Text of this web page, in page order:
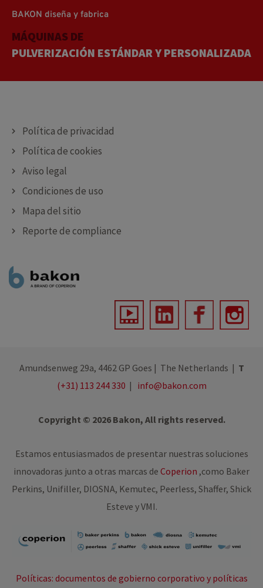
BAKON diseña y fabrica
MÁQUINAS DE
PULVERIZACIÓN ESTÁNDAR Y PERSONALIZADAS
DOSIFICACIÓN ESTÁNDAR Y PERSONALIZADAS
Política de privacidad
Política de cookies
Aviso legal
Condiciones de uso
Mapa del sitio
Reporte de compliance
Amundsenweg 29a, 4462 GP Goes | The Netherlands | T
(+31) 113 244 330 | info@bakon.com
Copyright © 2026 Bakon, All rights reserved.
Estamos entusiasmados de presentar nuestras soluciones
innovadoras junto a otras marcas de Coperion ,como Baker
Perkins, Unifiller, DIOSNA, Kemutec, Peerless, Shaffer, Shick
Esteve y VMI.
Políticas: documentos de gobierno corporativo y políticas